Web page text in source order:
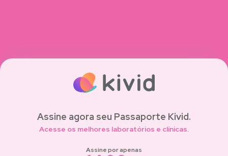
Assine agora seu Passaporte Kivid.
Acesse os melhores laboratórios e clínicas.
Assine por apenas